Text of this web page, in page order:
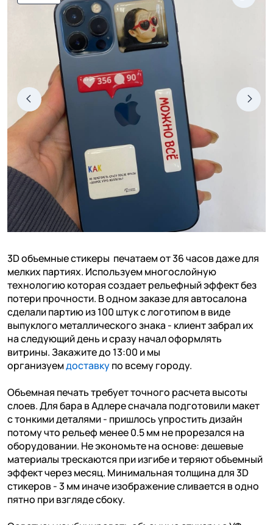
3D объемные стикеры печатаем от 36 часов даже для
мелких партиях. Используем многослойную
технологию которая создает рельефный эффект без
потери прочности. В одном заказе для автосалона
сделали партию из 100 штук с логотипом в виде
выпуклого металлического знака - клиент забрал их
на следующий день и сразу начал оформлять
витрины. Закажите до 13:00 и мы
организуемдоставкупо всему городу.
Объемная печать требует точного расчета высоты
слоев. Для бара в Адлере сначала подготовили макет
с тонкими деталями - пришлось упростить дизайн
потому что рельеф менее 0.5 мм не прорезался на
оборудовании. Не экономьте на основе: дешевые
материалы трескаются при изгибе и теряют объемный
эффект через месяц. Минимальная толщина для 3D
стикеров - 3 мм иначе изображение сливается в одно
пятно при взгляде сбоку.